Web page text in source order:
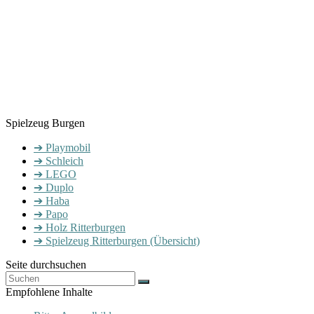
Spielzeug Burgen
➔ Playmobil
➔ Schleich
➔ LEGO
➔ Duplo
➔ Haba
➔ Papo
➔ Holz Ritterburgen
➔ Spielzeug Ritterburgen (Übersicht)
Seite durchsuchen
Empfohlene Inhalte